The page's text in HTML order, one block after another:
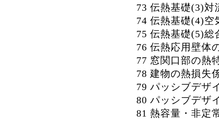
73 伝熱基礎(3)対
74 伝熱基礎(4)空
75 伝熱基礎(5)総
76 伝熱応用壁体
77 窓関口部の熱
78 建物の熱損失
79 パッシブデザ
80 パッシブデザ
81 熱容量・非定